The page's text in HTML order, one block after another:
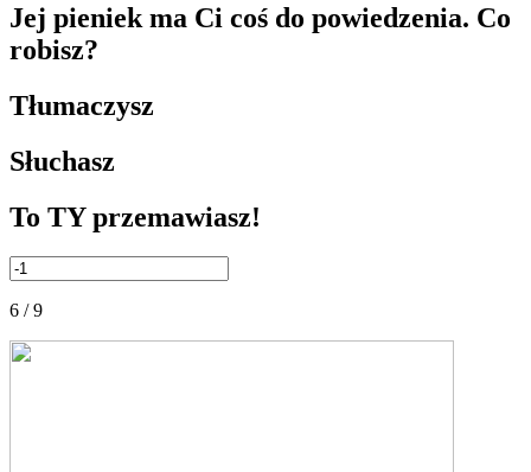
Jej pieniek ma Ci coś do powiedzenia. Co
robisz?
Tłumaczysz
Słuchasz
To TY przemawiasz!
6 / 9